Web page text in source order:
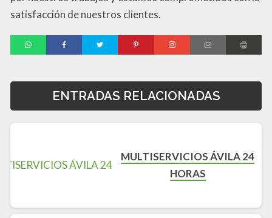
satisfacción de nuestros clientes.
ENTRADAS RELACIONADAS
MULTISERVICIOS ÁVILA 24
HORAS